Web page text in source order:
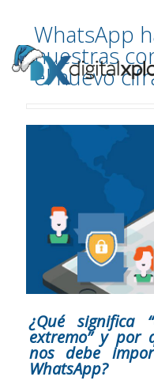
WhatsApp
nuestras
el nuevo
¿Qué significa
extremo” y por
nos debe
WhatsApp?